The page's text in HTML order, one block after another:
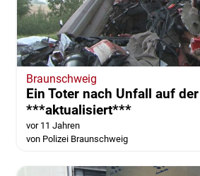
Braunschweig
Ein Toter nach Unfall auf
***aktualisiert***
vor 11 Jahren
von Polizei Braunschweig